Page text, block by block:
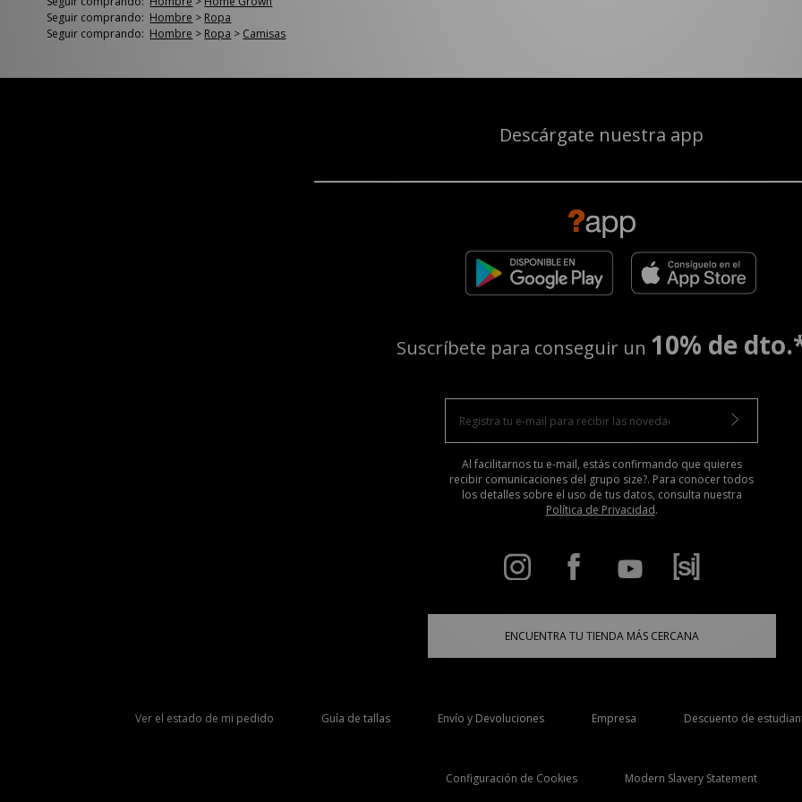
Seguir comprando: Hombre > Ropa
Seguir comprando: Hombre > Ropa > Camisas
Descárgate nuestra app
Suscríbete para conseguir un 10% de
Al facilitarnos tu e-mail, estás confirmando que quieres
recibir comunicaciones del grupo size?. Para conocer todos
los detalles sobre el uso de tus datos, consulta nuestra
Política de Privacidad.
ENCUENTRA TU TIENDA MÁS CERCANA
Ver el estado de mi pedido Guía de tallas Envío y Devoluciones Empresa Descuento de
Configuración de Cookies Modern Slavery Statement